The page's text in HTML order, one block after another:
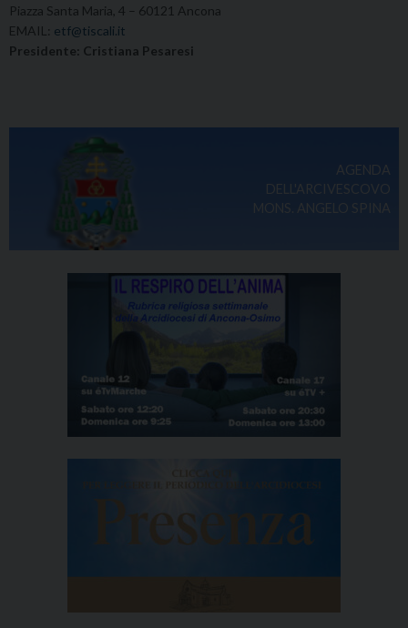
Piazza Santa Maria, 4 – 60121 Ancona
EMAIL: etf@tiscali.it
Presidente: Cristiana Pesaresi
AGENDA
DELL'ARCIVESCOVO
MONS. ANGELO SPINA